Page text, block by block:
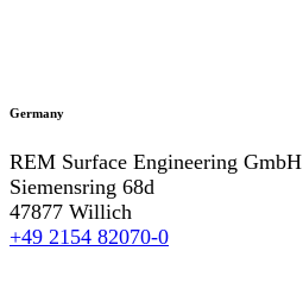
Germany
REM Surface Engineering GmbH
Siemensring 68d
47877 Willich
+49 2154 82070-0